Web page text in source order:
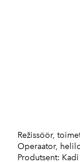
Režissöör,
Operaator,
Produtsent: